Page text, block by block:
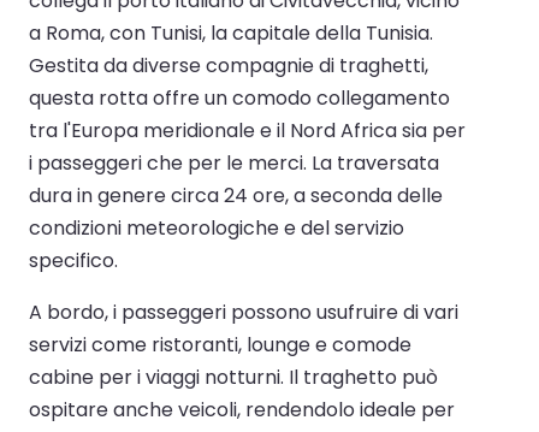
a Roma, con Tunisi, la capitale della Tunisia.
Gestita da diverse compagnie di traghetti,
questa rotta offre un comodo collegamento
tra l'Europa meridionale e il Nord Africa sia per
i passeggeri che per le merci. La traversata
dura in genere circa 24 ore, a seconda delle
condizioni meteorologiche e del servizio
specifico.
A bordo, i passeggeri possono usufruire di vari
servizi come ristoranti, lounge e comode
cabine per i viaggi notturni. Il traghetto può
ospitare anche veicoli, rendendolo ideale per